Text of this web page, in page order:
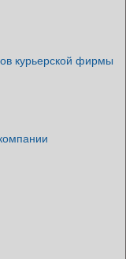
курьерской фирмы